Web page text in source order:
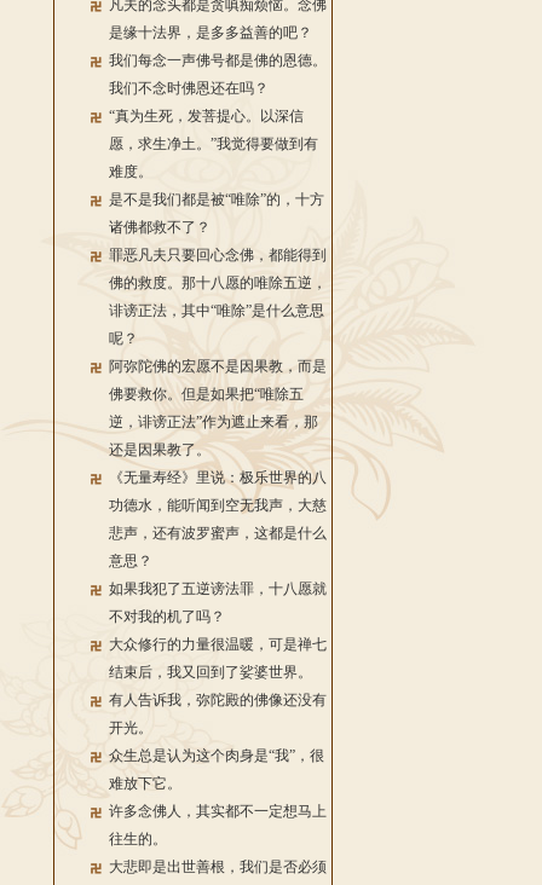
凡夫的念头都是贪嗔痴烦恼。念佛
是缘十法界，是多多益善的吧？
我们每念一声佛号都是佛的恩德。
我们不念时佛恩还在吗？
“真为生死，发菩提心。以深信
愿，求生净土。”我觉得要做到有
难度。
是不是我们都是被“唯除”的，十方
诸佛都救不了？
罪恶凡夫只要回心念佛，都能得到
佛的救度。那十八愿的唯除五逆，
诽谤正法，其中“唯除”是什么意思
呢？
阿弥陀佛的宏愿不是因果教，而是
佛要救你。但是如果把“唯除五
逆，诽谤正法”作为遮止来看，那
还是因果教了。
《无量寿经》里说：极乐世界的八
功德水，能听闻到空无我声，大慈
悲声，还有波罗蜜声，这都是什么
意思？
如果我犯了五逆谤法罪，十八愿就
不对我的机了吗？
大众修行的力量很温暖，可是禅七
结束后，我又回到了娑婆世界。
有人告诉我，弥陀殿的佛像还没有
开光。
众生总是认为这个肉身是“我”，很
难放下它。
许多念佛人，其实都不一定想马上
往生的。
大悲即是出世善根，我们是否必须